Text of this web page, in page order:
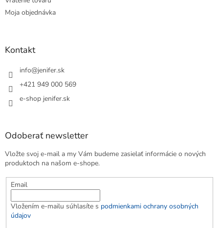
Moja objednávka
Kontakt
info@jenifer.sk
+421 949 000 569
e-shop jenifer.sk
Odoberať newsletter
Vložte svoj e-mail a my Vám budeme zasielať informácie o nových
produktoch na našom e-shope.
Email
Vložením e-mailu súhlasíte s podmienkami ochrany osobných
údajov